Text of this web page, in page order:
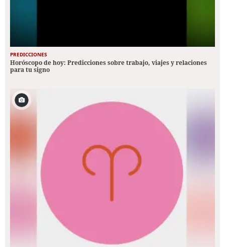
PREDICCIONES
Horóscopo de hoy: Predicciones sobre trabajo, viajes y relaciones
para tu signo